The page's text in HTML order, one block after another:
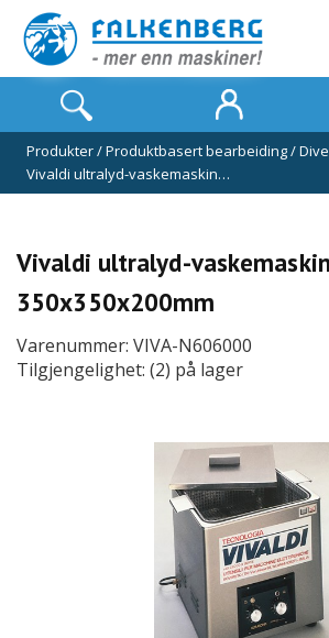
Produkter/Produktbasert bearbeiding/
Vivaldi ultralyd-vaskemaskin…
Vivaldi ultralyd-vaskemaskin
350x350x200mm
Varenummer: VIVA-N606000
Tilgjengelighet: (2) på lager